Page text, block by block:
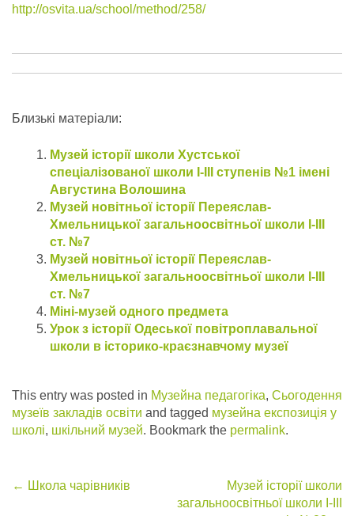
http://osvita.ua/school/method/258/
Близькі матеріали:
Музей історії школи Хустської
спеціалізованої школи I-III ступенів №1 імені
Августина Волошина
Музей новітньої історії Переяслав-
Хмельницької загальноосвітньої школи І-ІІІ
ст. №7
Музей новітньої історії Переяслав-
Хмельницької загальноосвітньої школи І-ІІІ
ст. №7
Міні-музей одного предмета
Урок з історії Одеської повітроплавальної
школи в історико-краєзнавчому музеї
This entry was posted in Музейна педагогіка, Сьогодення
музеїв закладів освіти and tagged музейна експозиція у
школі, шкільний музей. Bookmark the permalink.
Post
← Школа чарівників
Музей історії школи
загальноосвітньої школи І-ІІІ